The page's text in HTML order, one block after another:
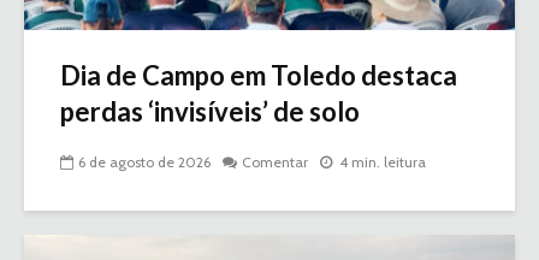
Dia de Campo em Toledo destaca
perdas ‘invisíveis’ de solo
6 de agosto de 2026 Comentar 4 min. leitura